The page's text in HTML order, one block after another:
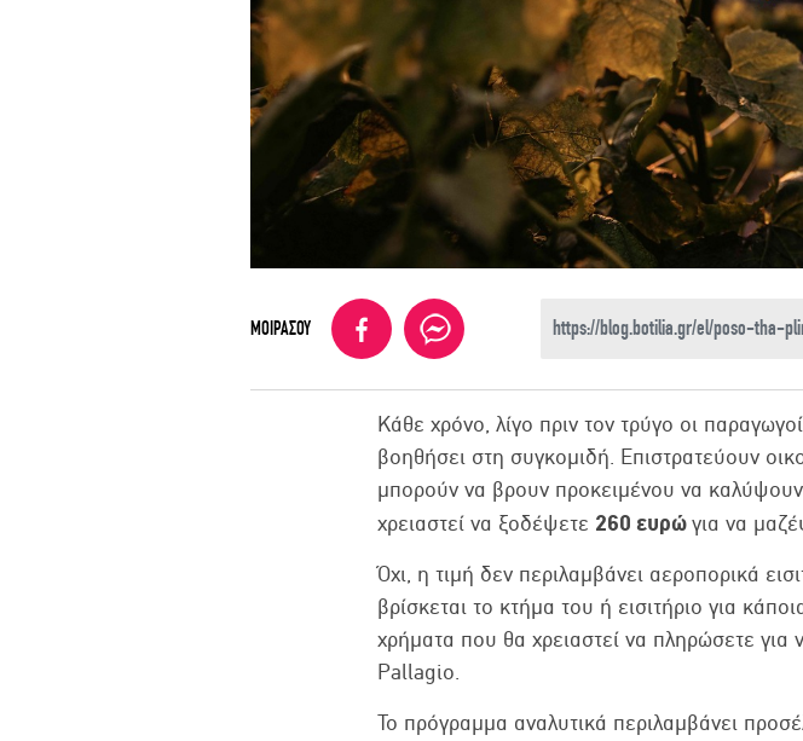
ΜΟΙΡΑΣΟΥ
Κάθε χρόνο, λίγο πριν τον τρύγο οι
βοηθήσει στη συγκομιδή. Επιστρατεύουν
μπορούν να βρουν προκειμένου να
χρειαστεί να ξοδέψετε 260 ευρώ για να
Όχι, η τιμή δεν περιλαμβάνει αεροπορικά
βρίσκεται το κτήμα του ή εισιτήριο για
χρήματα που θα χρειαστεί να πληρώσετε
Pallagio.
Το πρόγραμμα αναλυτικά περιλαμβάνει